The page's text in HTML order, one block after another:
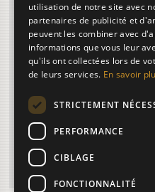
Brassée
Doreur sur tranches
Plus de termes...
Article de Art & Métiers du Livre
Regards d'artistes...
Le moulin du Verger vu par les
utilisation de notre site avec
partenaires de publicité et
peuvent les combiner avec
informations que vous leur
qu'ils ont collectées lors de
de leurs services. En savoir
STRICTEMENT
PERFORMANCE
CIBLAGE
FONCTIONNALITÉ